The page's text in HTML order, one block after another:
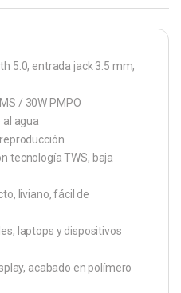
5.0, entrada jack 3.5 mm,
/ 30W PMPO
al agua
tecnología TWS, baja
liviano, fácil de
laptops y dispositivos
acabado en polímero